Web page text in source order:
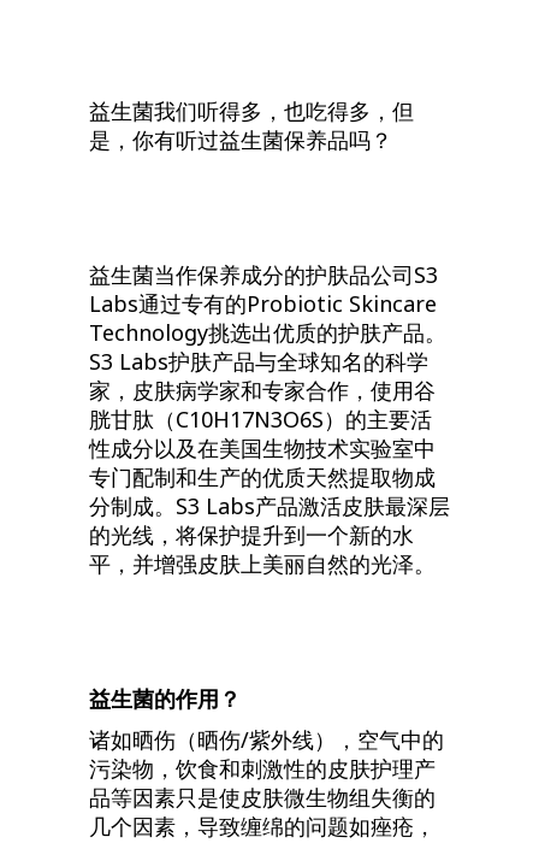
益生菌我们听得多，也吃得多，但
是，你有听过益生菌保养品吗？
益生菌当作保养成分的护肤品公司S3
Labs通过专有的Probiotic Skincare
Technology挑选出优质的护肤产品。
S3 Labs护肤产品与全球知名的科学
家，皮肤病学家和专家合作，使用谷
胱甘肽（C10H17N3O6S）的主要活
性成分以及在美国生物技术实验室中
专门配制和生产的优质天然提取物成
分制成。S3 Labs产品激活皮肤最深层
的光线，将保护提升到一个新的水
平，并增强皮肤上美丽自然的光泽。
益生菌的作用？
诸如晒伤（晒伤/紫外线），空气中的
污染物，饮食和刺激性的皮肤护理产
品等因素只是使皮肤微生物组失衡的
几个因素，导致缠绵的问题如痤疮，